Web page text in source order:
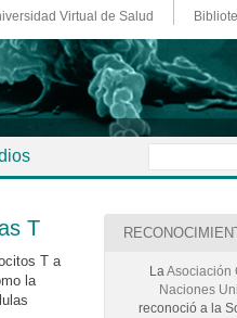
Virtual de Salud
T
T a
la
LaAsociación
Naciones
reconoció a la